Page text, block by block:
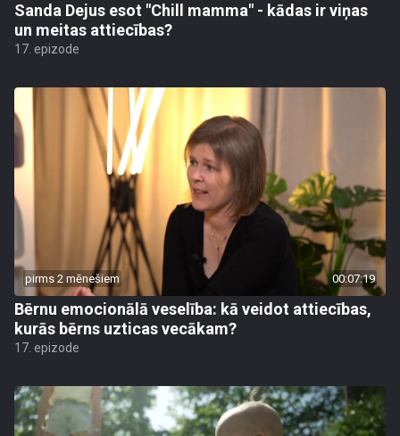
Sanda Dejus esot "Chill mamma" - kādas ir viņas
un meitas attiecības?
17. epizode
pirms 2 mēnešiem 00:07:19
Bērnu emocionālā veselība: kā veidot attiecības,
kurās bērns uzticas vecākam?
17. epizode